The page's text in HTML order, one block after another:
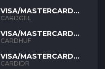
VISA/MASTERCARD
GEL
CARDGEL
VISA/MASTERCARD
HUF
CARDHUF
VISA/MASTERCARD
IDR
CARDIDR